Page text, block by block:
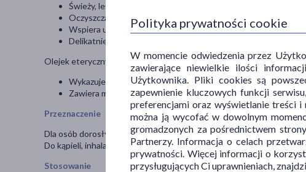
Świeży, leśny zapach.
Oczyszcza i odświeża przestrzeń.
Wspiera układ oddechowy.
Delikatnie relaksuje.
Olejek eteryczny świąteczny zapach Pureo
Wykazuje działanie aromaterapeutyczne.
Zawiera mieszankę naturalnych olejków eterycznych takich,
Przeznaczenie
Dla osób dorosłych. Do użytku zewnętrznego.
Do kąpieli, inhalacji, masaży, kominków zapachowych, odświeżaczy
Stosowanie
Polityka prywatności cookie
W momencie odwiedzenia przez
zawierające niewielkie ilości
Użytkownika. Pliki cookies są
zapewnienie kluczowych funkcji
preferencjami oraz wyświetlanie treści
można ją wycofać w dowolnym
gromadzonych za pośrednictwem
Partnerzy. Informacja o celach
prywatności. Więcej informacji o
przysługujących Ci uprawnieniach,